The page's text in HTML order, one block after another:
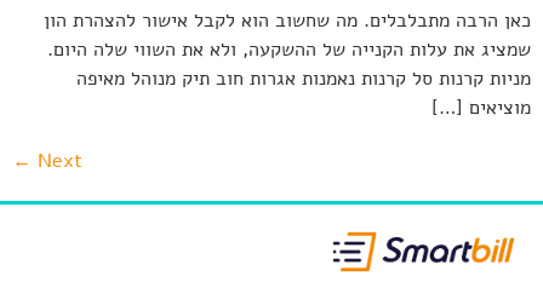
כאן הרבה מתבלבלים. מה שחשוב הוא לקבל אישור להצהרת הון
שמציג את עלות הקנייה של ההשקעה, ולא את השווי שלה היום.
מניות קרנות סל קרנות נאמנות אגרות חוב תיק מנוהל מאיפה
מוציאים […]
Next
←